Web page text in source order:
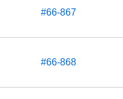
#66-867
#66-868